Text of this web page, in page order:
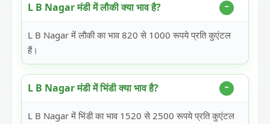
L B Nagar मंडी में लौकी क्या भाव है?
L B Nagar में लौकी का भाव 820 से 1000 रूपये प्रति कुएंटल
हैं।
L B Nagar मंडी में भिंडी क्या भाव है?
L B Nagar में भिंडी का भाव 1520 से 2500 रूपये प्रति कुएंटल